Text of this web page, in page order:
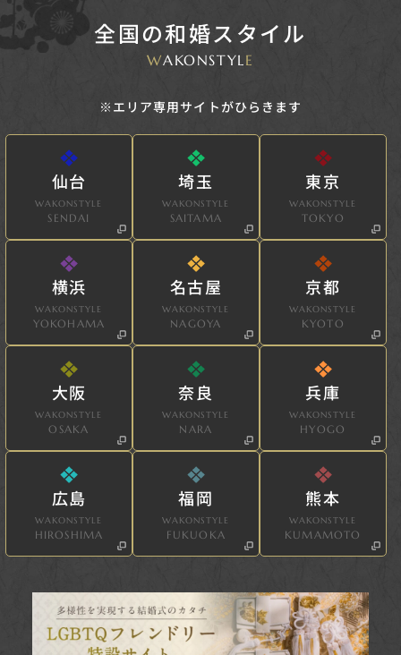
全国の和婚スタイル
WAKONSTYLE
※エリア専用サイトがひらきます
仙台
WAKONSTYLE
SENDAI
埼玉
WAKONSTYLE
SAITAMA
東京
WAKONSTYLE
TOKYO
横浜
WAKONSTYLE
YOKOHAMA
名古屋
WAKONSTYLE
NAGOYA
京都
WAKONSTYLE
KYOTO
大阪
WAKONSTYLE
OSAKA
奈良
WAKONSTYLE
NARA
兵庫
WAKONSTYLE
HYOGO
広島
WAKONSTYLE
HIROSHIMA
福岡
WAKONSTYLE
FUKUOKA
熊本
WAKONSTYLE
KUMAMOTO